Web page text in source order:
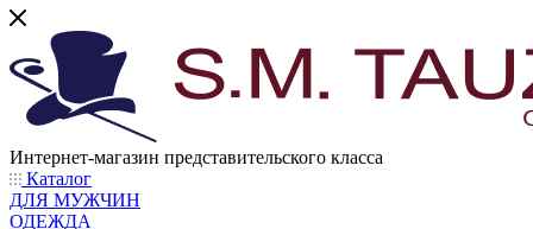
Интернет-магазин представительского класса
Каталог
ДЛЯ МУЖЧИН
ОДЕЖДА